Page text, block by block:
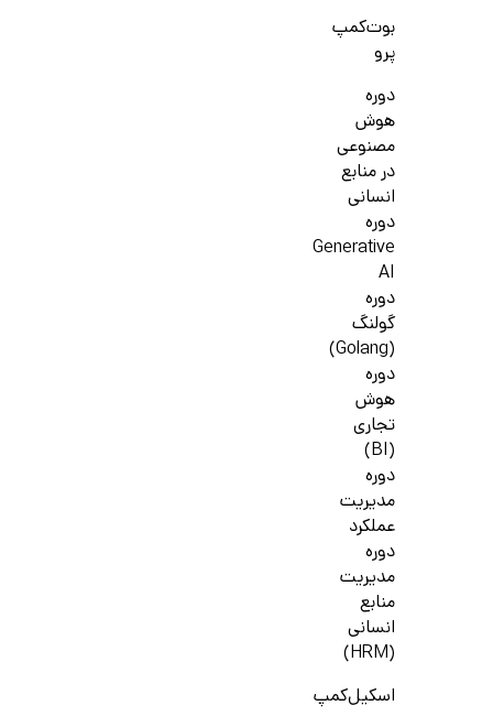
بوت‌کمپ
پرو
دوره
هوش
مصنوعی
در منابع
انسانی
دوره
Generative
AI
دوره
گولنگ
(Golang)
دوره
هوش
تجاری
(BI)
دوره
مدیریت
عملکرد
دوره
مدیریت
منابع
انسانی
(HRM)
اسکیل‌کمپ